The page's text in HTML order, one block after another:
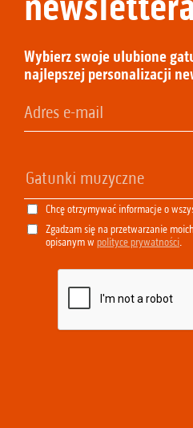
Wybierz swoje ulubione
najlepszej personalizacji
Chcę otrzymywać informacje o
Zgadzam się na przetwarzanie
opisanym w polityce prywatności.